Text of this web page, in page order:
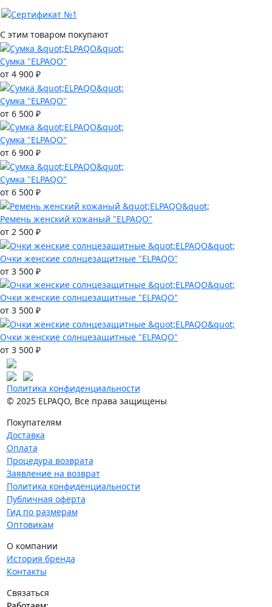
С этим товаром покупают
Сумка "ELPAQO"
от 4 900 ₽
Сумка "ELPAQO"
от 6 500 ₽
Сумка "ELPAQO"
от 6 900 ₽
Сумка "ELPAQO"
от 6 500 ₽
Ремень женский кожаный "ELPAQO"
от 2 500 ₽
Очки женские солнцезащитные "ELPAQO"
от 3 500 ₽
Очки женские солнцезащитные "ELPAQO"
от 3 500 ₽
Очки женские солнцезащитные "ELPAQO"
от 3 500 ₽
Политика конфиденциальности
© 2025 ELPAQO, Все права защищены
Покупателям
Доставка
Оплата
Процедура возврата
Заявление на возврат
Политика конфиденциальности
Публичная оферта
Гид по размерам
Оптовикам
О компании
История бренда
Контакты
Связаться